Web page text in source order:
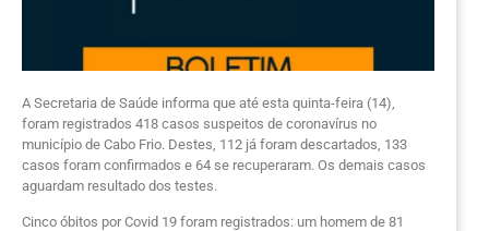
A Secretaria de Saúde informa que até esta quinta-feira (14),
foram registrados 418 casos suspeitos de coronavírus no
município de Cabo Frio. Destes, 112 já foram descartados, 133
casos foram confirmados e 64 se recuperaram. Os demais casos
aguardam resultado dos testes.
Cinco óbitos por Covid 19 foram registrados: um homem de 81